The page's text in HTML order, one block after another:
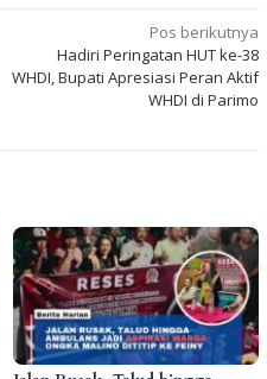
Pos berikutnya
Hadiri Peringatan HUT ke-38
WHDI, Bupati Apresiasi Peran Aktif
WHDI di Parimo